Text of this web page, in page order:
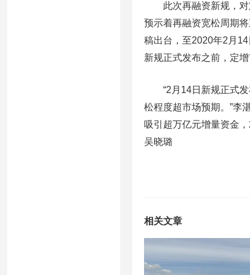
此次再融资新规，对
预示着再融资宽松周期
稿出台，至2020年2月
新规正式发布之前，定增
“2月14日新规正式发
松程度超市场预期。”李
吸引超万亿元增量资金
吴晓璐
相关文章